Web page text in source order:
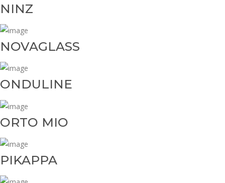
NINZ
NOVAGLASS
ONDULINE
ORTO MIO
PIKAPPA